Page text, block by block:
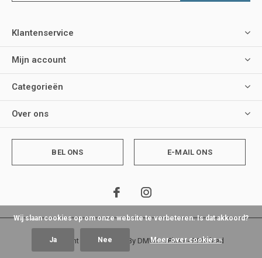
Klantenservice
Mijn account
Categorieën
Over ons
BEL ONS E-MAIL ONS
© Copyright - Theme By DMWSxPlus+-RSS-feed
Wij slaan cookies op om onze website te verbeteren. Is dat akkoord?
Ja Nee Meer over cookies »